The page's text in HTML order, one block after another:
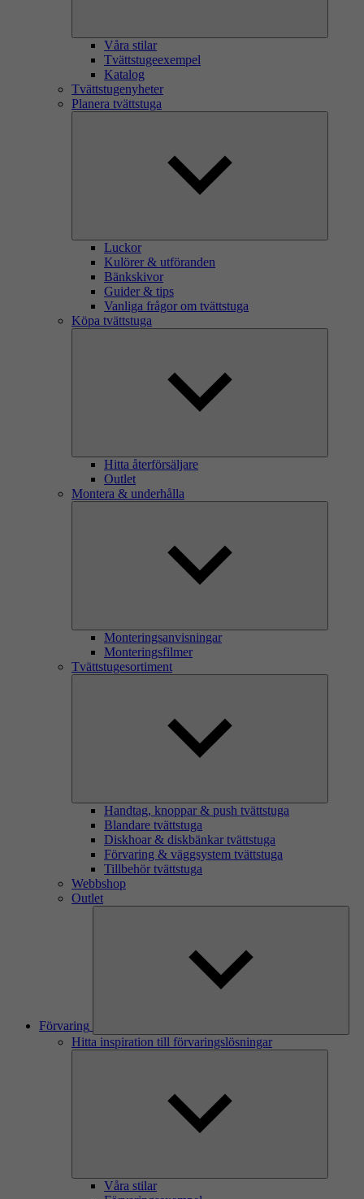
Våra stilar
Tvättstugeexempel
Katalog
Tvättstugenyheter
Planera tvättstuga
Luckor
Kulörer & utföranden
Bänkskivor
Guider & tips
Vanliga frågor om tvättstuga
Köpa tvättstuga
Hitta återförsäljare
Outlet
Montera & underhålla
Monteringsanvisningar
Monteringsfilmer
Tvättstugesortiment
Handtag, knoppar & push tvättstuga
Blandare tvättstuga
Diskhoar & diskbänkar tvättstuga
Förvaring & väggsystem tvättstuga
Tillbehör tvättstuga
Webbshop
Outlet
Förvaring
Hitta inspiration till förvaringslösningar
Våra stilar